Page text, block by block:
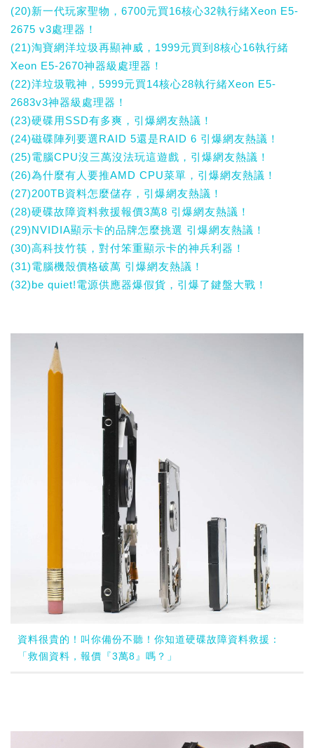
(20)新一代玩家聖物，6700元買16核心32執行緒Xeon E5-
2675 v3處理器！
(21)淘寶網洋垃圾再顯神威，1999元買到8核心16執行緒
Xeon E5-2670神器級處理器！
(22)洋垃圾戰神，5999元買14核心28執行緒Xeon E5-
2683v3神器級處理器！
(23)硬碟用SSD有多爽，引爆網友熱議！
(24)磁碟陣列要選RAID 5還是RAID 6 引爆網友熱議！
(25)電腦CPU沒三萬沒法玩這遊戲，引爆網友熱議！
(26)為什麼有人要推AMD CPU菜單，引爆網友熱議！
(27)200TB資料怎麼儲存，引爆網友熱議！
(28)硬碟故障資料救援報價3萬8 引爆網友熱議！
(29)NVIDIA顯示卡的品牌怎麼挑選 引爆網友熱議！
(30)高科技竹筷，對付笨重顯示卡的神兵利器！
(31)電腦機殼價格破萬 引爆網友熱議！
(32)be quiet!電源供應器爆假貨，引爆了鍵盤大戰！
資料很貴的！叫你備份不聽！你知道硬碟故障資料救援：
「救個資料，報價『3萬8』嗎？」